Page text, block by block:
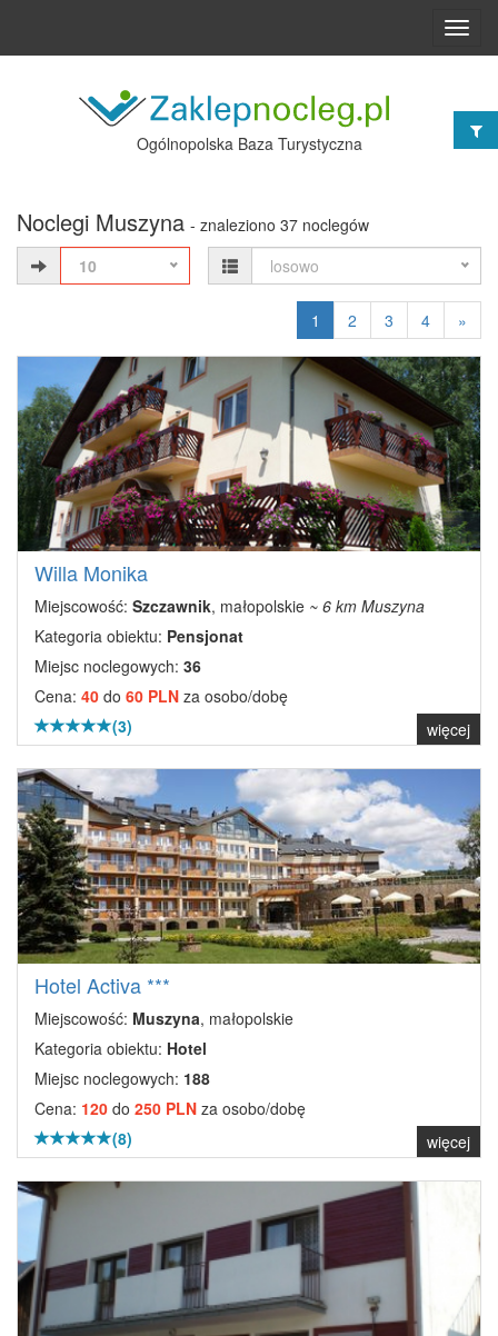
Ogólnopolska Baza Turystyczna
Noclegi Muszyna - znaleziono 37 noclegów
10
losowo
1 2 3 4 »
Willa Monika
Miejscowość: Szczawnik, małopolskie ~ 6 km Muszyna
Kategoria obiektu: Pensjonat
Miejsc noclegowych: 36
Cena: 40 do 60 PLN za osobo/dobę
(3)
więcej
Hotel Activa ***
Miejscowość: Muszyna, małopolskie
Kategoria obiektu: Hotel
Miejsc noclegowych: 188
Cena: 120 do 250 PLN za osobo/dobę
(8)
więcej